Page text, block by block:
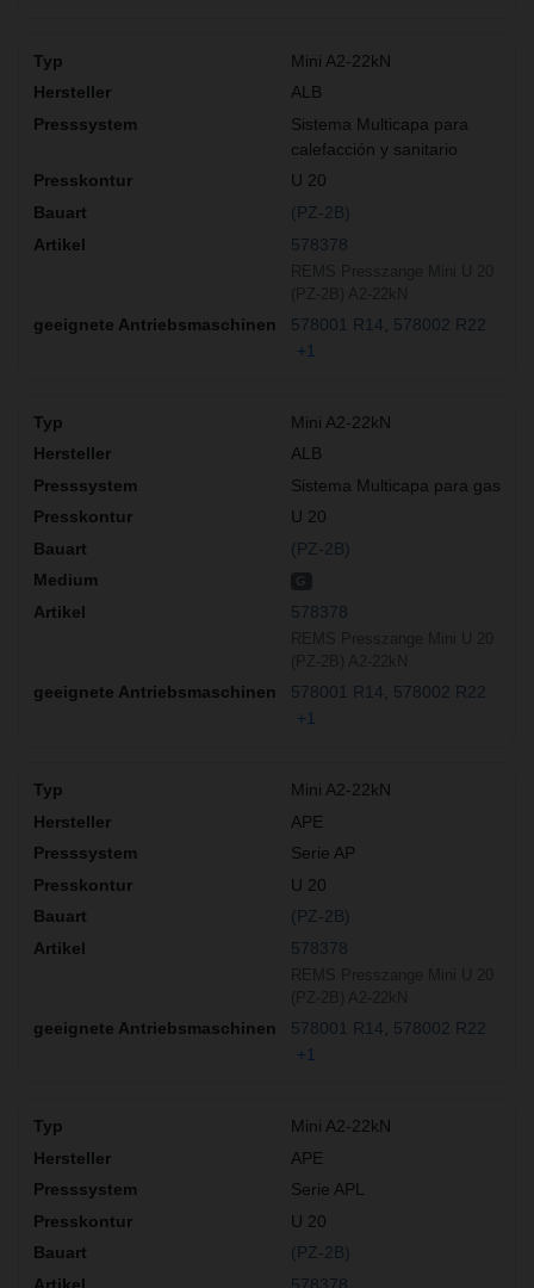
Mini A2-22kN
ALB
Sistema Multicapa para
calefacción y sanitario
U 20
(PZ-2B)
578378
578001 R14
578002 R22
+1
Mini A2-22kN
ALB
Sistema Multicapa para gas
U 20
(PZ-2B)
578378
578001 R14
578002 R22
+1
Mini A2-22kN
APE
Serie AP
U 20
(PZ-2B)
578378
578001 R14
578002 R22
+1
Mini A2-22kN
APE
Serie APL
U 20
(PZ-2B)